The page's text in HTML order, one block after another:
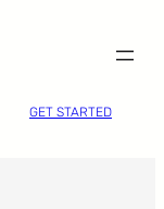
GET STARTED